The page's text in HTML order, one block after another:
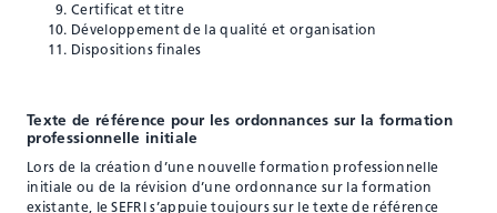
Certificat et titre
Développement de la qualité et organisation
Dispositions finales
Texte de référence pour les ordonnances sur la formation
professionnelle initiale
Lors de la création d’une nouvelle formation professionnelle
initiale ou de la révision d’une ordonnance sur la formation
existante, le SEFRI s’appuie toujours sur le texte de référence